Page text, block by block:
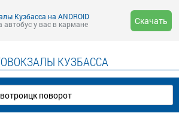
Кузбасса на ANDROID
автобус у вас в кармане
Скачать
КУЗБАССА